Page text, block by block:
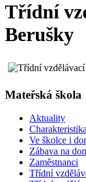
Třídní
Berušky
Mateřská škola
Aktuality
Ve školce i
Zábava na
Zaměstnanci
Třídní